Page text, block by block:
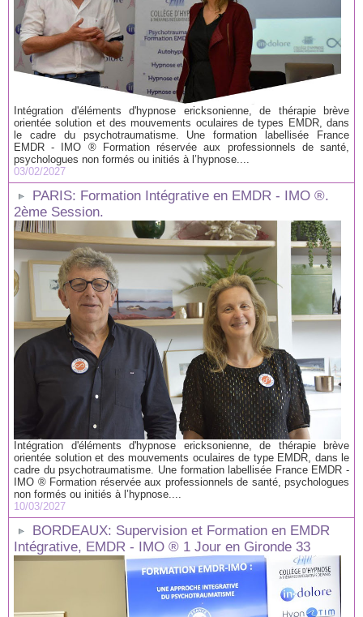
Intégration d'éléments d'hypnose ericksonienne, de thérapie brève
orientée solution et des mouvements oculaires de types EMDR, dans
le cadre du psychotraumatisme. Une formation labellisée France
EMDR - IMO ® Formation réservée aux professionnels de santé,
psychologues non formés ou initiés à l’hypnose....
03/02/2027
PARIS: Formation Intégrative en EMDR - IMO ®.
2ème Session.
Intégration d'éléments d'hypnose ericksonienne, de thérapie brève
orientée solution et des mouvements oculaires de type EMDR, dans le
cadre du psychotraumatisme. Une formation labellisée France EMDR -
IMO ® Formation réservée aux professionnels de santé, psychologues
non formés ou initiés à l’hypnose....
10/03/2027
BORDEAUX: Supervision et Formation en EMDR
Intégrative, EMDR - IMO ® 1 Jour en Gironde 33